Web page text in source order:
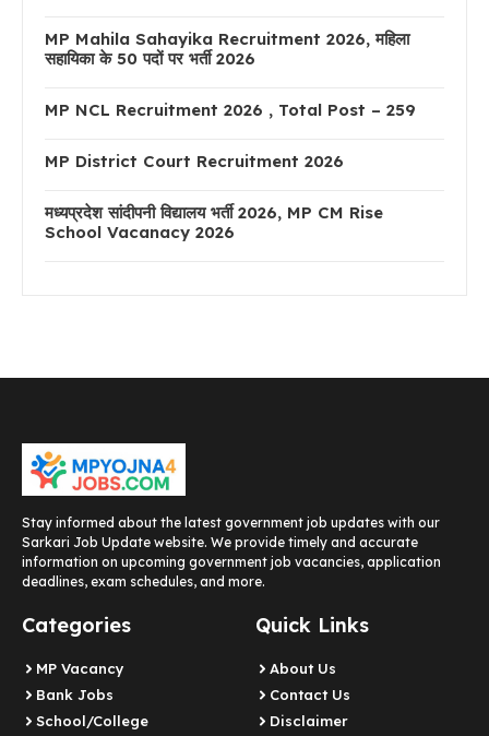
MP Mahila Sahayika Recruitment 2026, महिला
सहायिका के 50 पदों पर भर्ती 2026
MP NCL Recruitment 2026 , Total Post – 259
MP District Court Recruitment 2026
मध्यप्रदेश सांदीपनी विद्यालय भर्ती 2026, MP CM Rise
School Vacanacy 2026
Stay informed about the latest government job updates with our
Sarkari Job Update website. We provide timely and accurate
information on upcoming government job vacancies, application
deadlines, exam schedules, and more.
Categories
MP Vacancy
Bank Jobs
School/College
Quick Links
About Us
Contact Us
Disclaimer